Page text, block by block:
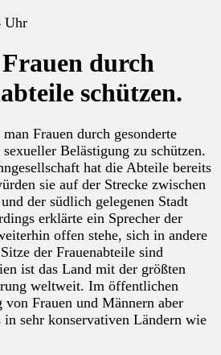
Uhr
durch
schützen.
Frauen durch gesonderte
Belästigung zu schützen.
hat die Abteile bereits
sie auf der Strecke zwischen
der südlich gelegenen Stadt
erklärte ein Sprecher der
offen stehe, sich in andere
der Frauenabteile sind
ist das Land mit der größten
weltweit. Im öffentlichen
Frauen und Männern aber
in sehr konservativen Ländern wie